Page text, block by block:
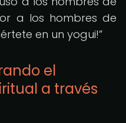
a los hombres de
en un yogui!
el
a través